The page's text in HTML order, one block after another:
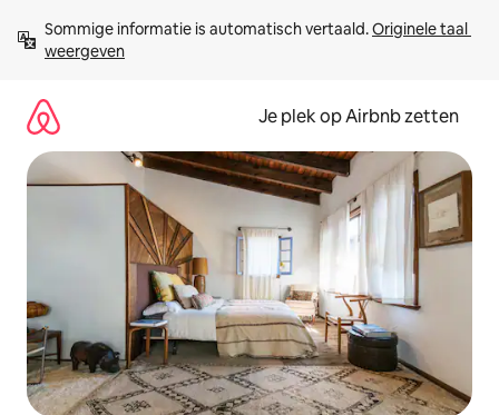
direct
naar
Sommige informatie is automatisch vertaald. Originele taal
weergeven
Je plek op Airbnb zetten